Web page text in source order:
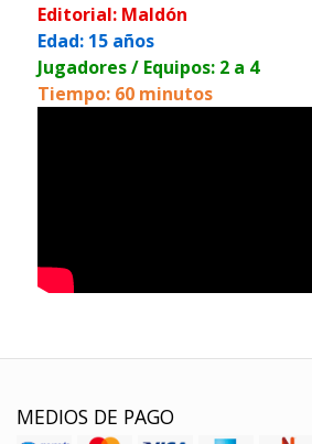
Editorial: Maldón
Edad: 15 años
Jugadores / Equipos: 2 a 4
Tiempo: 60 minutos
MEDIOS DE PAGO